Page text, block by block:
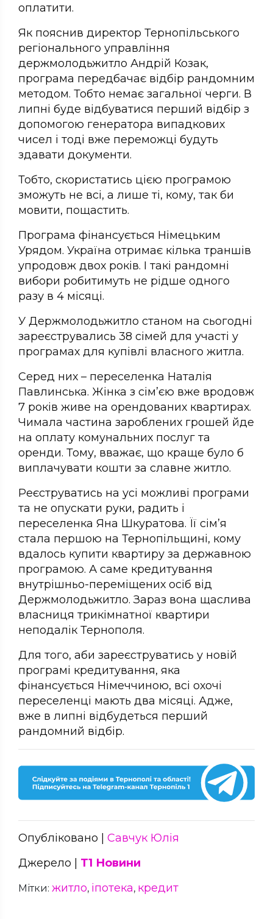
оплатити.
Як пояснив директор Тернопільського
регіонального управління
держмолодьжитло Андрій Козак,
програма передбачає відбір рандомним
методом. Тобто немає загальної черги. В
липні буде відбуватися перший відбір з
допомогою генератора випадкових
чисел і тоді вже переможці будуть
здавати документи.
Тобто, скористатись цією програмою
зможуть не всі, а лише ті, кому, так би
мовити, пощастить.
Програма фінансується Німецьким
Урядом. Україна отримає кілька траншів
упродовж двох років. І такі рандомні
вибори робитимуть не рідше одного
разу в 4 місяці.
У Держмолодьжитло станом на сьогодні
зареєструвались 38 сімей для участі у
програмах для купівлі власного житла.
Серед них – переселенка Наталія
Павлинська. Жінка з сім’єю вже вродовж
7 років живе на орендованих квартирах.
Чимала частина зароблених грошей йде
на оплату комунальних послуг та
оренди. Тому, вважає, що краще було б
виплачувати кошти за славне житло.
Реєструватись на усі можливі програми
та не опускати руки, радить і
переселенка Яна Шкуратова. Її сім’я
стала першою на Тернопільщині, кому
вдалось купити квартиру за державною
програмою. А саме кредитування
внутрішньо-переміщених осіб від
Держмолодьжитло. Зараз вона щаслива
власниця трикімнатної квартири
неподалік Тернополя.
Для того, аби зареєструватись у новій
програмі кредитування, яка
фінансується Німеччиною, всі охочі
переселенці мають два місяці. Адже,
вже в липні відбудеться перший
рандомний відбір.
Опубліковано | Савчук Юлія
Джерело | Т1 Новини
Мітки: житло, іпотека, кредит